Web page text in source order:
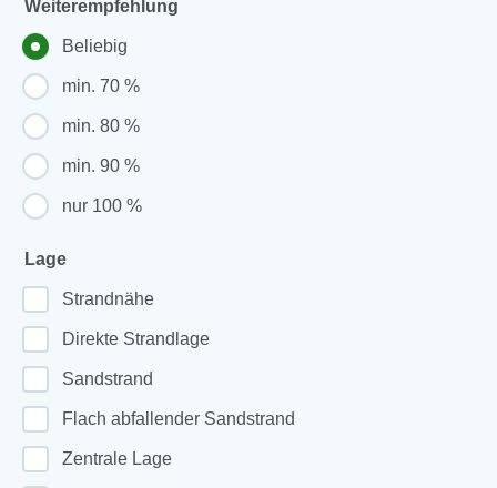
Weiterempfehlung
Beliebig
min. 70 %
min. 80 %
min. 90 %
nur 100 %
Lage
Strandnähe
Direkte Strandlage
Sandstrand
Flach abfallender Sandstrand
Zentrale Lage